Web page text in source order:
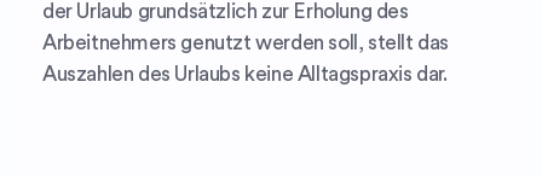
der Urlaub grundsätzlich zur Erholung des
Arbeitnehmers genutzt werden soll, stellt das
Auszahlen des Urlaubs keine Alltagspraxis dar.